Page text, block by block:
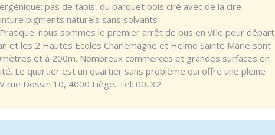
pas de tapis, du parquet bois ciré avec de la cire
pigments naturels sans solvants
nous sommes le premier arrêt de bus en ville pour départ
et les 2 Hautes Ecoles Charlemagne et Helmo Sainte Marie sont
et à 200m. Nombreux commerces et grandes surfaces en
Le quartier est un quartier sans problème qui offre une pleine
rue Dossin 10, 4000 Liège. Tel: 00. 32.